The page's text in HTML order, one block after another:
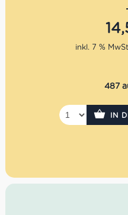
Rosmarinschinken,
getrockneten Tomaten
Platte den Geschmack
Bezahlung: online
Trattoria
inkl. 7 %
487
IN